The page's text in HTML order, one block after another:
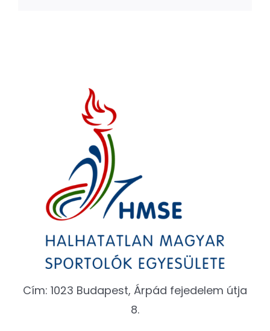
Cím: 1023 Budapest, Árpád fejedelem útja
8.